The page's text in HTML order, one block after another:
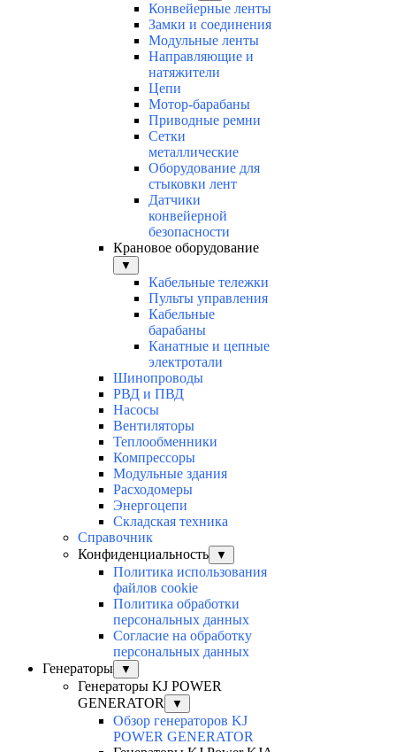
Конвейерные ленты
Замки и соединения
Модульные ленты
Направляющие и
натяжители
Цепи
Мотор-барабаны
Приводные ремни
Сетки
металлические
Оборудование для
стыковки лент
Датчики
конвейерной
безопасности
Крановое оборудование
▼
Кабельные тележки
Пульты управления
Кабельные
барабаны
Канатные и цепные
электротали
Шинопроводы
РВД и ПВД
Насосы
Вентиляторы
Теплообменники
Компрессоры
Модульные здания
Расходомеры
Энергоцепи
Складская техника
Справочник
Конфиденциальность
▼
Политика использования
файлов cookie
Политика обработки
персональных данных
Согласие на обработку
персональных данных
Генераторы
▼
Генераторы KJ POWER
GENERATOR
▼
Обзор генераторов KJ
POWER GENERATOR